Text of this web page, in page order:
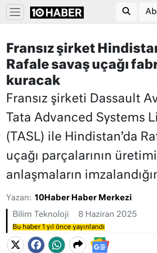
Fransız şirket
Rafale savaş uçağı
kuracak
Fransız şirketi Dassault
Tata Advanced Systems
(TASL) ile Hindistan’da
uçağı parçalarının
anlaşmaların
Yazan: 10Haber Haber Merkezi
Bilim Teknoloji 8 Haziran 2025
Bu haber 1 yıl önce yayınlandı